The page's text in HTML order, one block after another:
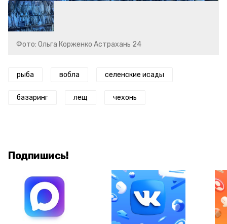
Фото: Ольга Корженко Астрахань 24
рыба вобла селенские исады
базаринг лещ чехонь
Подпишись!